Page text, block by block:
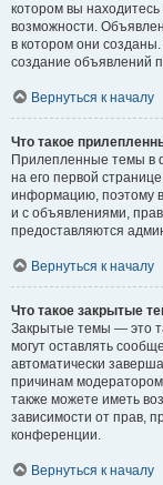
котором вы
возможности.
в котором они
создание объявлений
Вернуться к началу
Что такое
Прилепленные темы в
на его первой
информацию, поэтому
и с объявлениями,
предоставляются
Вернуться к началу
Что такое закрытые
Закрытые темы — это
могут оставлять
автоматически
причинам
также можете иметь
зависимости от прав,
конференции.
Вернуться к началу